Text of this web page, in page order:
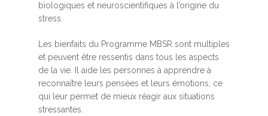
biologiques et neuroscientifiques à l’origine du
stress.
Les bienfaits du Programme MBSR sont multiples
et peuvent être ressentis dans tous les aspects
de la vie. Il aide les personnes à apprendre à
reconnaître leurs pensées et leurs émotions, ce
qui leur permet de mieux réagir aux situations
stressantes.